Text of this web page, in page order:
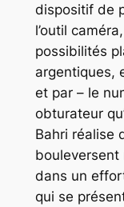
dispositif de
l’outil
possibilités
argentiques,
et par – le
obturateur
Bahri réalise
bouleversent
dans un
qui se